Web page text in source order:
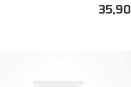
35,90